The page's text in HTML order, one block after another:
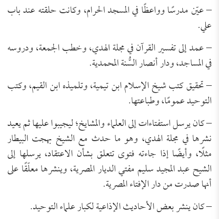
– عيّن مدرسًا وواعظًا في المسجد الحرام، وكانت حلقته عند باب
علي.
– عمد إلى تفسير القرآن في مجلة الهدي، وخطب الجمعة، ودروسه
في المساجد، ودار أنصار السُّنة المحمدية.
– تحقيق كتب شيخ الإسلام ابن تيمية، وتلميذه ابن القيم، وكتب
التوحيد عمومًا، وطباعتها.
– كان يرسل استفتاءات إلى العلماء والمشايخ؛ ليجيبوا عليها ثم يعيد
نشرها في مجلة الهدي، وهو ما حدث مع الشيخ بهجت البيطار
مثلًا، وأيضًا إذا جاءته فتوى تتعلق بشأن الاعتقاد، يرسلها إلى
الشيح عبد المجيد سليم مفتي الديار المصرية، وينشرها معلّقًا على
أنها صدرت من دار الإفتاء المصرية.
– كان ينشر بعض الأحاديث الإذاعية لكبار علماء التوحيد.